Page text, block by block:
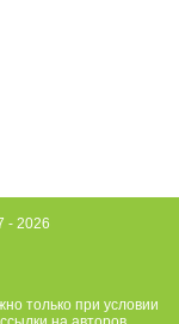
- 2026
только при условии